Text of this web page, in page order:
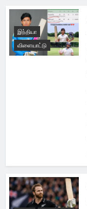
இந்தியா
விளையாட்டு